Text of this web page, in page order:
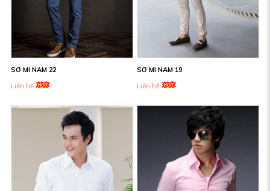
SƠ MI NAM 22
Liên hệ
SƠ MI NAM 19
Liên hệ